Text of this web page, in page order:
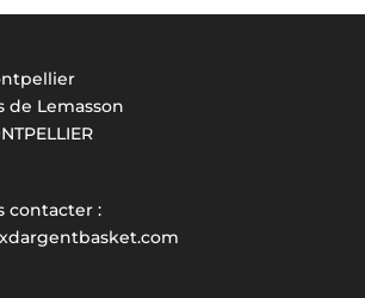
de Lemasson
contacter :